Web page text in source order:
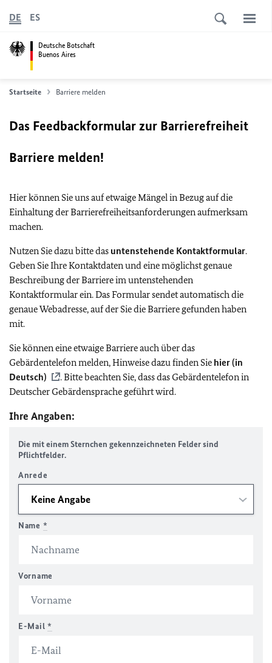
Deutsche Botschaft
Buenos Aires
DE ES
Startseite Barriere melden
Das Feedbackformular zur Barrierefreiheit
Barriere melden!
Hier können Sie uns auf etwaige Mängel in Bezug auf die
Einhaltung der Barrierefreiheitsanforderungen aufmerksam
machen.
Nutzen Sie dazu bitte das untenstehende Kontaktformular.
Geben Sie Ihre Kontaktdaten und eine möglichst genaue
Beschreibung der Barriere im untenstehenden
Kontaktformular ein. Das Formular sendet automatisch die
genaue Webadresse, auf der Sie die Barriere gefunden haben
mit.
Sie können eine etwaige Barriere auch über das
Gebärdentelefon melden, Hinweise dazu finden Sie hier (in
Deutsch)
. Bitte beachten Sie, dass das Gebärdentelefon in
Deutscher Gebärdensprache geführt wird.
Ihre Angaben:
Die mit einem Sternchen gekennzeichneten Felder sind
Pflichtfelder.
Anrede
Name *
Vorname
E-Mail *